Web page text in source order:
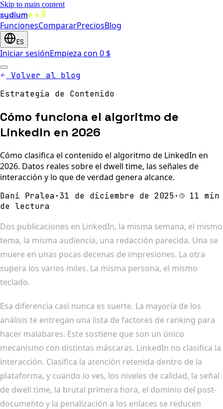
Skip to main content
sydium
FuncionesCompararPreciosBlog
ES
Iniciar sesiónEmpieza con 0 $
Volver al blog
Estrategia de Contenido
Cómo funciona el algoritmo de
LinkedIn en 2026
Cómo clasifica el contenido el algoritmo de LinkedIn en
2026. Datos reales sobre el dwell time, las señales de
interacción y lo que de verdad genera alcance.
Dani Pralea·31 de diciembre de 2025·
11 min
de lectura
Dos publicaciones en LinkedIn, la misma semana, el mismo
tema, la misma audiencia, una redacción parecida. Una se
muere en unas pocas decenas de impresiones. La otra
supera los varios miles. La misma persona, el mismo
teclado.
Esa diferencia casi nunca es suerte. La mayoría de los
análisis te entregan una lista de factores de ranking para
hacer malabares. Este sostiene que son un único
mecanismo con distintas máscaras. LinkedIn no clasifica la
interacción. Clasifica la atención retenida dentro de la
plataforma, y cuando lo ves, los niveles de calidad, la señal
de dwell time, la brutal primera hora, el dominio del post-
documento y la penalización a los enlaces se reducen